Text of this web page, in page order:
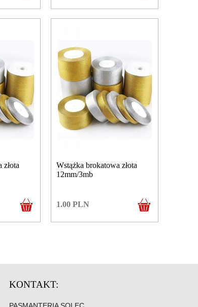
złota
Wstążka brokatowa złota
12mm/3mb
1.00 PLN
KONTAKT: